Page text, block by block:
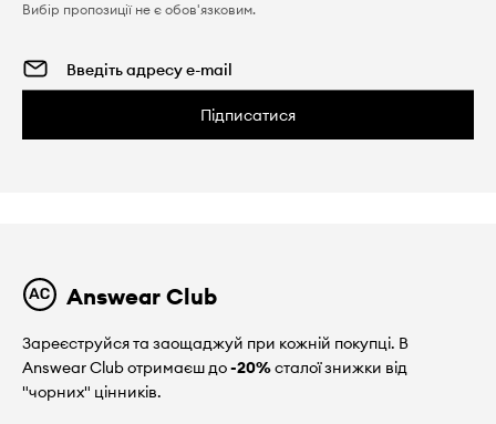
Вибір пропозиції не є обов'язковим.
Підписатися
Answear Club
Зареєструйся та заощаджуй при кожній покупці. В
Answear Club отримаєш до-20%сталої знижки від
"чорних" цінників.